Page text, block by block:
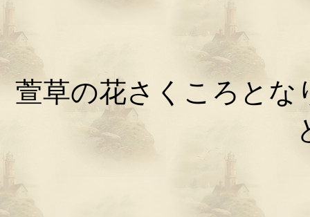
萱草の花さくころとな